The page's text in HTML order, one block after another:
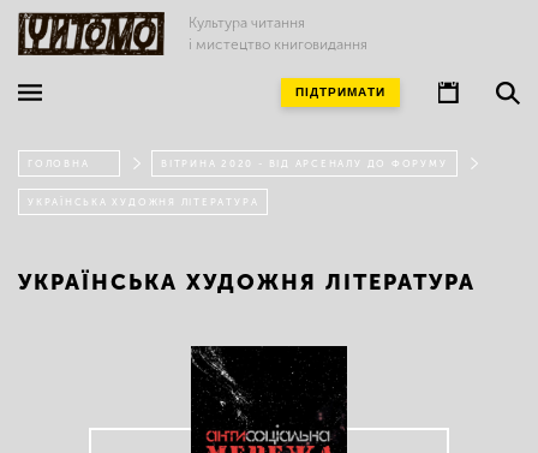
Культура читання
і мистецтво книговидання
ПІДТРИМАТИ
ГОЛОВНА ВІТРИНА 2020 - ВІД АРСЕНАЛУ ДО ФОРУМУ
УКРАЇНСЬКА ХУДОЖНЯ ЛІТЕРАТУРА
УКРАЇНСЬКА ХУДОЖНЯ ЛІТЕРАТУРА